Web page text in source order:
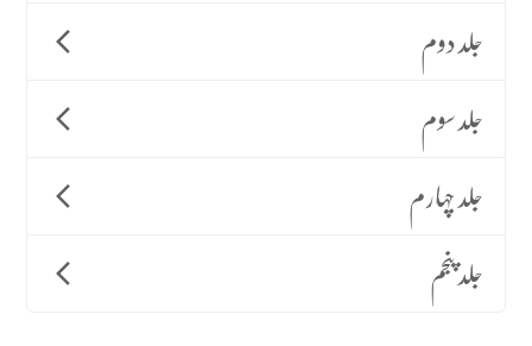
جلد دوم
جلد سوم
جلد چہارم
جلد پنجم